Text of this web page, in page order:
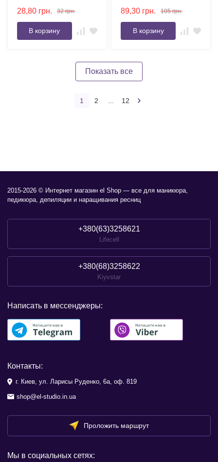
28,80 грн. 32 грн.
В корзину
89,30 грн. 105 грн.
В корзину
Показать все
1 2 12
2015-2026 © Интернет магазин el Shop — все для маникюра,
педикюра, депиляции и наращивания ресниц
+380(63)3258621
Lifecell
+380(68)3258622
Kiyvstar
Написать в мессенджеры:
Контакты:
г. Киев, ул. Ларисы Руденко, 6а, оф. 819
shop@el-studio.in.ua
Проложить маршрут
Мы в социальных сетях: